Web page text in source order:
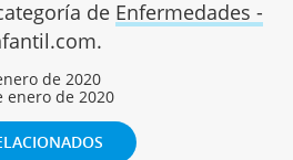
de Enfermedades -
de 2020
enero de 2020